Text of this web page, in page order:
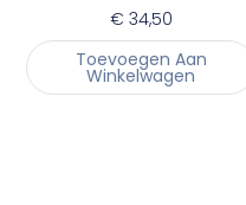
€ 34,50
Toevoegen Aan
Winkelwagen